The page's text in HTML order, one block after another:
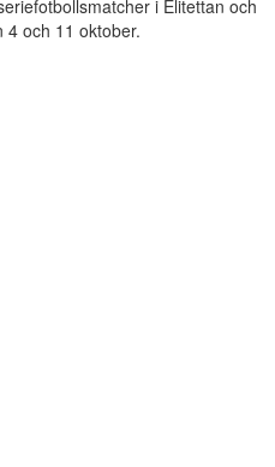
i Elitettan och
4 och 11 oktober.